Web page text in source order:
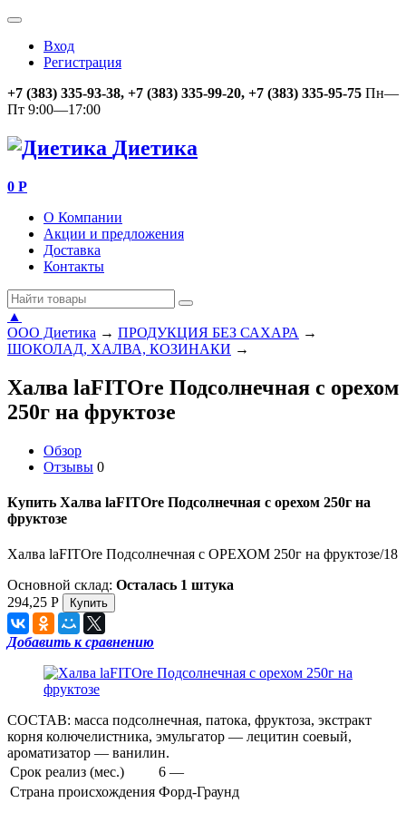
Вход
Регистрация
+7 (383) 335-93-38, +7 (383) 335-99-20, +7 (383) 335-95-75 Пн—
Пт 9:00—17:00
Диетика
0 Р
О Компании
Акции и предложения
Доставка
Контакты
▲
ООО Диетика → ПРОДУКЦИЯ БЕЗ САХАРА →
ШОКОЛАД, ХАЛВА, КОЗИНАКИ →
Халва laFITOre Подсолнечная с орехом
250г на фруктозе
Обзор
Отзывы 0
Купить Халва laFITOre Подсолнечная с орехом 250г на
фруктозе
Халва laFITOre Подсолнечная с ОРЕХОМ 250г на фруктозе/18
Основной склад: Осталась 1 штука
294,25 Р
Добавить к сравнению
СОСТАВ: масса подсолнечная, патока, фруктоза, экстракт
корня колючелистника, эмульгатор — лецитин соевый,
ароматизатор — ванилин.
Срок реализ (мес.)
6 —
Страна происхождения Форд-Граунд